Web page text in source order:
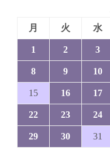
月
火 水
1 2 3
8 9 10
15 16 17
22 23 24
29 30 31